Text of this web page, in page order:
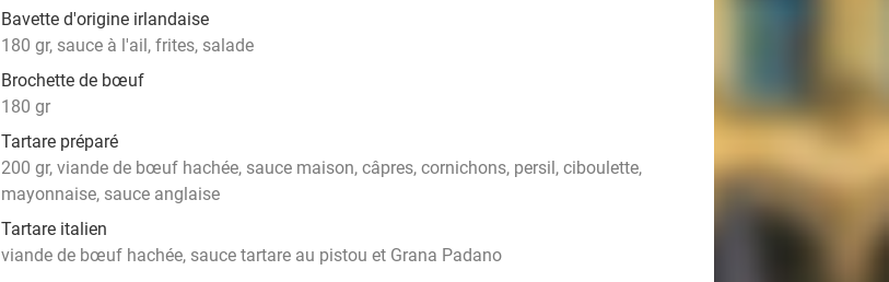
Bavette d'origine irlandaise
180 gr, sauce à l'ail, frites, salade
Brochette de bœuf
180 gr
Tartare préparé
200 gr, viande de bœuf hachée, sauce maison, câpres, cornichons, persil, ciboulette,
mayonnaise, sauce anglaise
Tartare italien
viande de bœuf hachée, sauce tartare au pistou et Grana Padano